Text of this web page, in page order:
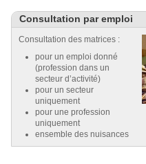
Consultation par emploi
Consultation des matrices :
pour un emploi donné
(profession dans un
secteur d’activité)
pour un secteur
uniquement
pour une profession
uniquement
ensemble des nuisances